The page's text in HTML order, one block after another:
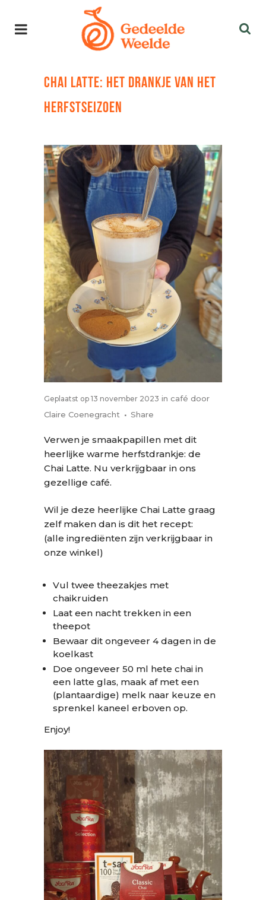
CHAI LATTE: HET DRANKJE VAN HET
HERFSTSEIZOEN
Geplaatst op 13 november 2023 in café door
Claire Coenegracht
Share
Verwen je smaakpapillen met dit
heerlijke warme herfstdrankje: de
Chai Latte. Nu verkrijgbaar in ons
gezellige café.
Wil je deze heerlijke Chai Latte graag
zelf maken dan is dit het recept:
(alle ingrediënten zijn verkrijgbaar in
onze winkel)
Vul twee theezakjes met
chaikruiden
Laat een nacht trekken in een
theepot
Bewaar dit ongeveer 4 dagen in de
koelkast
Doe ongeveer 50 ml hete chai in
een latte glas, maak af met een
(plantaardige) melk naar keuze en
sprenkel kaneel erboven op.
Enjoy!